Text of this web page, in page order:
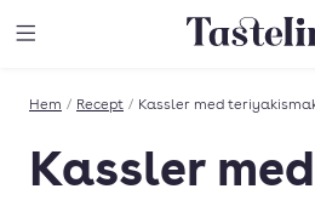
Till
Hem / Recept / Kassler med
Kassler med